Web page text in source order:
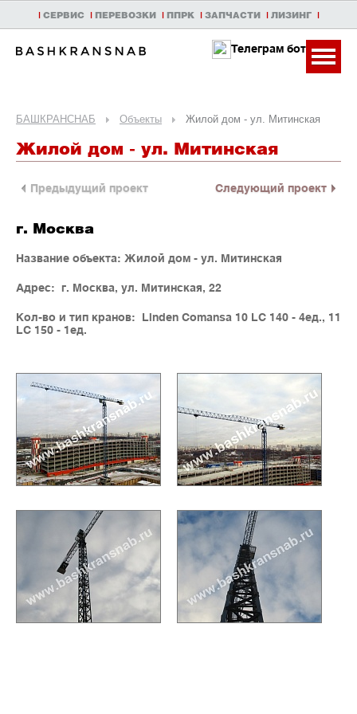
| СЕРВИС | ПЕРЕВОЗКИ | ППРК | ЗАПЧАСТИ | ЛИЗИНГ |
Телеграм бот
БАШКРАНСНАБ Объекты Жилой дом - ул. Митинская
Жилой дом - ул. Митинская
Предыдущий проект Следующий проект
г. Москва
Название объекта: Жилой дом - ул. Митинская
Адрес: г. Москва, ул. Митинская, 22
Кол-во и тип кранов: Linden Comansa 10 LC 140 - 4ед., 11
LC 150 - 1ед.